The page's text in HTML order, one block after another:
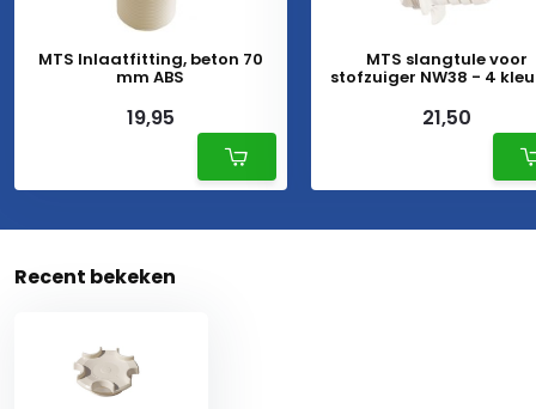
MTS Inlaatfitting, beton 70
mm ABS
19,95
MTS slangtule voor
stofzuiger NW38 - 4
21,50
Recent bekeken